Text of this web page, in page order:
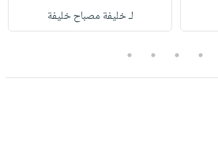
لـ خليفة مصباح خليفة
2
3
4
5